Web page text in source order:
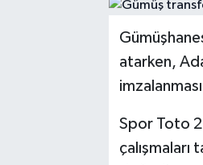
atarken,
Spor Toto